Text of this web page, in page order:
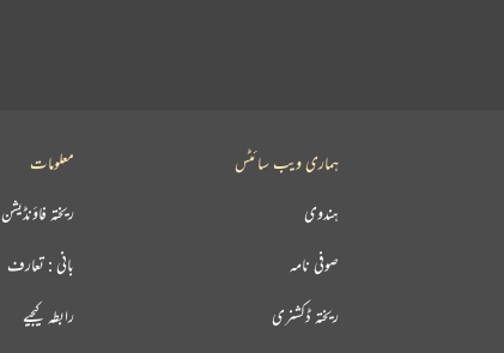
معلومات
ریختہ فاؤنڈیشن
بانی : تعارف
رابطہ کیجیے
ہماری ویب سائٹس
ہندوی
صوفی نامہ
ریختہ ڈکشنری